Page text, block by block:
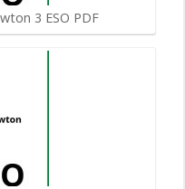
3 ESO PDF